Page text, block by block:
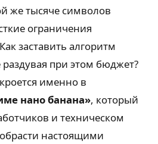
же тысяче символов
ограничения
заставить алгоритм
раздувая при этом бюджет?
именно в
нано банана», который
и техническом
настоящими